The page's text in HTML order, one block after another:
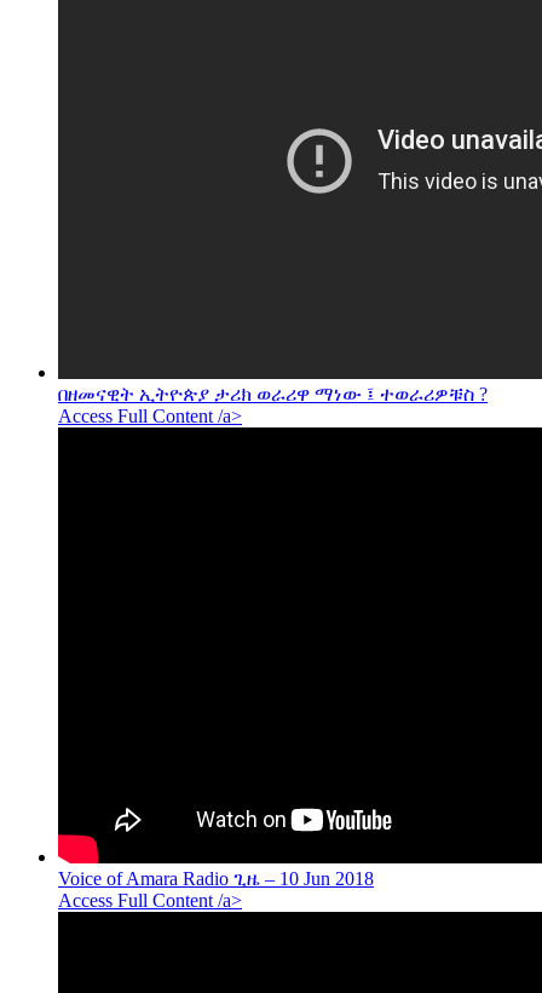
በዘመናዊት ኢትዮጵያ ታሪክ ወራሪዋ ማነው ፤ ተወራሪዎቹስ ?
Access Full Content /a>
Voice of Amara Radio ጊዜ – 10 Jun 2018
Access Full Content /a>